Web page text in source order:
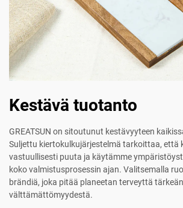
Kestävä tuotanto
GREATSUN on sitoutunut kestävyyteen
Suljettu kiertokulkujärjestelmä tarkoittaa, että
vastuullisesti puuta ja käytämme
koko valmistusprosessin ajan. Valitsemalla
brändiä, joka pitää planeetan terveyttä
välttämättömyydestä.